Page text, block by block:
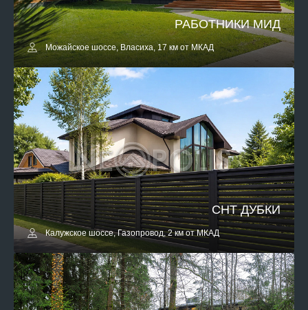
РАБОТНИКИ МИД
Можайское шоссе, Власиха, 17 км от МКАД
СНТ ДУБКИ
Калужское шоссе, Газопровод, 2 км от МКАД